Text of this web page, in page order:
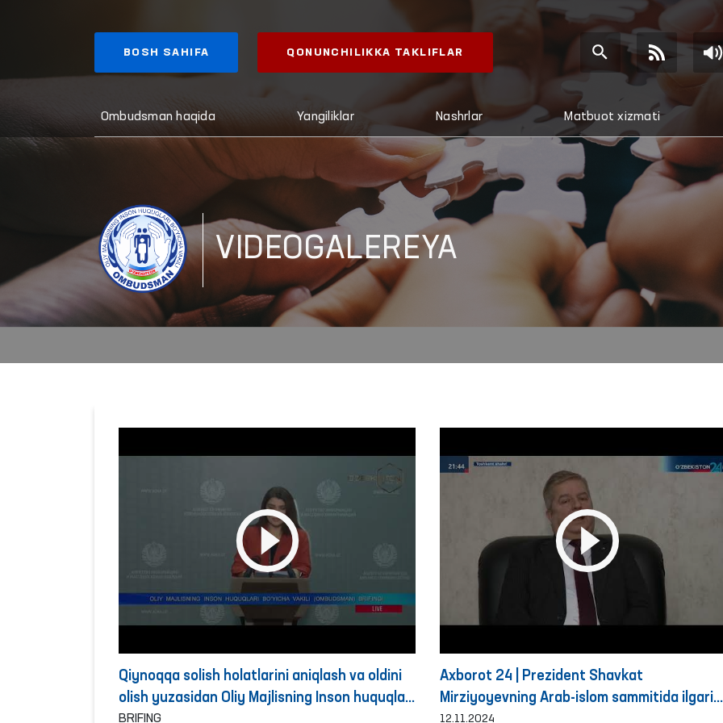
BOSH SAHIFA QONUNCHILIKKA TAKLIFLAR
Ombudsman haqida Yangiliklar Nashrlar Matbuot xizmati
VIDEOGALEREYA
Qiynoqqa solish holatlarini aniqlash va oldini
olish yuzasidan Oliy Majlisning Inson huquqlari
bo‘yicha vakili (ombudsman) tomonidan 2024
BRIFING
Axborot 24 | Prezident Shavkat
Mirziyoyevning Arab-islom sammitida ilgari
surgan tashabbuslariga munosabat
12.11.2024